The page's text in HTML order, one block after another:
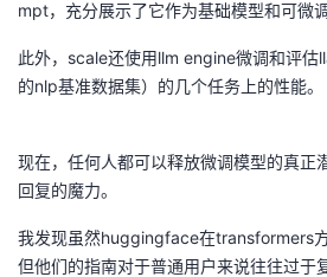
mpt，充分展示了它作为基础模型和可微
此外，scale还使用llm engine微调和评
的nlp基准数据集）的几个任务上的性能。
现在，任何人都可以释放微调模型的真正
回复的魔力。
我发现虽然huggingface在transformers方
但他们的指南对于普通用户来说往往过于